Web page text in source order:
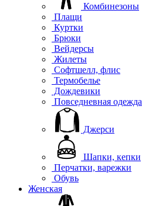
Комбинезоны
Плащи
Куртки
Брюки
Вейдерсы
Жилеты
Софтшелл, флис
Термобелье
Дождевики
Повседневная одежда
Джерси
Шапки, кепки
Перчатки, варежки
Обувь
Женская